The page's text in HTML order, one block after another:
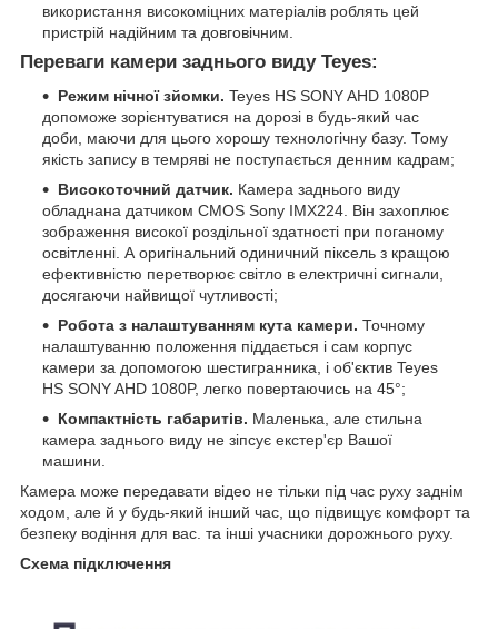
використання високоміцних матеріалів роблять цей
пристрій надійним та довговічним.
Переваги камери заднього виду Teyes:
Режим нічної зйомки. Teyes HS SONY AHD 1080P
допоможе зорієнтуватися на дорозі в будь-який час
доби, маючи для цього хорошу технологічну базу. Тому
якість запису в темряві не поступається денним кадрам;
Високоточний датчик. Камера заднього виду
обладнана датчиком CMOS Sony IMX224. Він захоплює
зображення високої роздільної здатності при поганому
освітленні. А оригінальний одиничний піксель з кращою
ефективністю перетворює світло в електричні сигнали,
досягаючи найвищої чутливості;
Робота з налаштуванням кута камери. Точному
налаштуванню положення піддається і сам корпус
камери за допомогою шестигранника, і об'єктив Teyes
HS SONY AHD 1080P, легко повертаючись на 45°;
Компактність габаритів. Маленька, але стильна
камера заднього виду не зіпсує екстер'єр Вашої
машини.
Камера може передавати відео не тільки під час руху заднім
ходом, але й у будь-який інший час, що підвищує комфорт та
безпеку водіння для вас. та інші учасники дорожнього руху.
Схема підключення